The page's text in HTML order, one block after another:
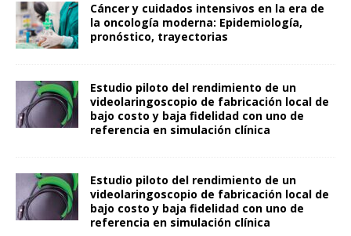
Cáncer y cuidados intensivos en la era de
la oncología moderna: Epidemiología,
pronóstico, trayectorias
Estudio piloto del rendimiento de un
videolaringoscopio de fabricación local de
bajo costo y baja fidelidad con uno de
referencia en simulación clínica
Estudio piloto del rendimiento de un
videolaringoscopio de fabricación local de
bajo costo y baja fidelidad con uno de
referencia en simulación clínica